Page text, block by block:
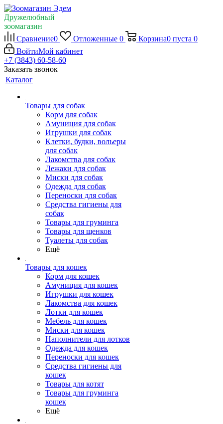
Дружелюбный
зоомагазин
Сравнение0 Отложенные 0 Корзина0 пуста 0
ВойтиМой кабинет
+7 (3843) 60-58-60
Заказать звонок
Каталог
Товары для собак
Корм для собак
Амуниция для собак
Игрушки для собак
Клетки, будки, вольеры
для собак
Лакомства для собак
Лежаки для собак
Миски для собак
Одежда для собак
Переноски для собак
Средства гигиены для
собак
Товары для груминга
Товары для щенков
Туалеты для собак
Ещё
Товары для кошек
Корм для кошек
Амуниция для кошек
Игрушки для кошек
Лакомства для кошек
Лотки для кошек
Мебель для кошек
Миски для кошек
Наполнители для лотков
Одежда для кошек
Переноски для кошек
Средства гигиены для
кошек
Товары для котят
Товары для груминга
кошек
Ещё